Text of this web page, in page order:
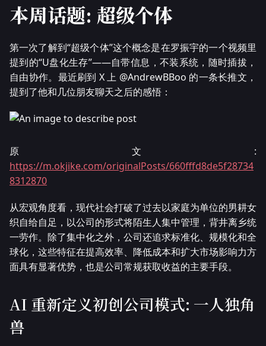
本周话题: 超级个体
第一次了解到“超级个体”这个概念是在罗振宇的一个视频里
提到的“U盘化生存”——自带信息，不装系统，随时插拔，
自由协作。最近刷到 X 上 @AndrewBBoo 的一条长推文，
提到了他和几位朋友聊天之后的感悟：
原文:
https://m.okjike.com/originalPosts/660fffd8de5f28734
8312870
从宏观角度看，现代社会打破了过去以家庭为单位的男耕女
织自给自足，以公司的形式将陌生人集中管理，背井离乡统
一劳作。除了集中化之外，公司还追求标准化、规模化和全
球化，这些特征在提高效率、降低成本和扩大市场影响力方
面具有显著优势，也是公司常规获取收益的主要手段。
AI 重新定义初创公司模式: 一人独角
兽